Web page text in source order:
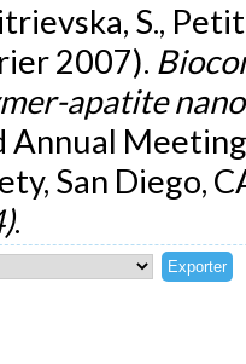
S.,
2007).
apatite
Annual
San Diego,
.